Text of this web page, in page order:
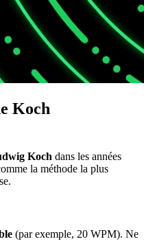
Koch
Koch dans les années
la méthode la plus
(par exemple, 20 WPM). Ne